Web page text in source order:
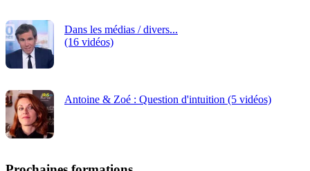
Dans les médias / divers...
(16 vidéos)
Antoine & Zoé : Question d'intuition (5 vidéos)